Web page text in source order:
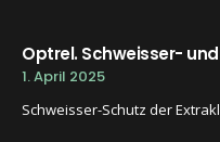
Optrel. Schweisser-
1. April 2025
Schweisser-Schutz der